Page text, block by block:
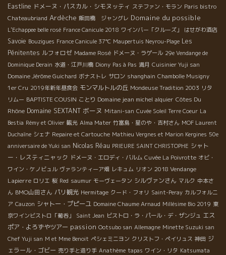
Eastline ドメーヌ・パスカル・シモヌッティ ステファン・モラン Paris bistro
Chateaubriand Ardèche 飯田橋 ジャングレ Domaine du possible
L'Echappee belle rosé France Canicule 2018 ワインバー「クルーズ」 はせがわ酒店
Savoie Bouzigues France Canicule 37℃ Maupertuis Neyrou-Plage Les
Pénitentes ルフォロゼ Madame Rosé ドメーヌ・ラゲール 29e Vendange de
Dominique Derain 水道・江戸川橋 Diony Pas à Pas 満月 Cuisinier Yuji san
Domaine Jérôme Guichard ボナストレ サロン shanghain Chambolle Musigny
1er Cru 2019年新年昼食会 モンマルトルの丘 Mondeuse Tradition 2003 リタ
リムー BAPTISTE COUSIN ことり Domaine jean michel alquier Côtes Du
Rhône Domaine SEXTANT ボーヌ Mitani-san Cuvée Soleil Terre Coeur La
Bestia Rémy et Olivier 観光 Alma Mater 竹富島・星のや・吉村さん MOF Laurent
Duchaîne シェナ Repaire et Cartouche Mathieu Vergnes et Marion Kergines 50e
anniversaire de Yuki san Nicolas Réau PRIEURE SAINT CHRISTOPHE シャト
ー・レスティニャック ドメーヌ・エロディ・バルム Cuvée La Poivrotte オビ・
ワイン・ケノビュル ヴァランティーア畑 レキュム リオン 2018 Vendange
Lapierre ロリエ 桜 Red saumur モーヴェータン シルヴァンさん マルク 中本さ
ん BMO山田さん パリ観光 Hermitage クード・フォリ Saint-Peray カルフォルニ
ア Cauzon シャトー・プピーユ Domaine Chaume Arnaud Millésime Bio 2019 東
京ワインビストロ「葡呑」
Saint Jean ビストロ・ラ・パール・デ・ザンジュ エス
ポア・よろずやツアー passion Ootsubo san Allemagne Minette Suzuki san
Chef Yuji san M et Mme Benoit ペシェミニヨン クリストフ・ペイリュス 神田 ジ
ェラール・ゴビー 売り手と造り手 Anathème tapas ワイン・リタ Katsumata